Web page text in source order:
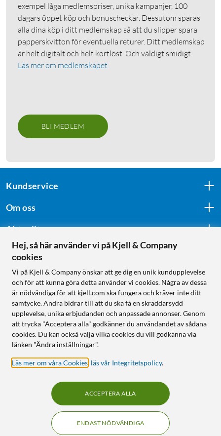
exempel låga medlemspriser, unika kampanjer, 100
dagars öppet köp och bonuscheckar. Dessutom sparas
alla dina köp i ditt medlemskap så att du slipper spara
papperskvitton för eventuella returer. Ditt medlemskap
är helt digitalt och helt kortlöst. Och väldigt smidigt.
Läs mer om medlemskapet
BLI MEDLEM
Kundservice
Om oss
Aktuellt
Följ oss
Handla från:
Sverige
Norge
KUNSKAP OCH TILLBEHÖR TILL
Hej, så här använder vi på Kjell & Company
cookies
Vi på Kjell & Company önskar att ge dig en unik kundupplevelse
och för att kunna göra detta använder vi cookies. Några av dessa
är nödvändiga för att kjell.com ska fungera och kräver inte ditt
samtycke. Andra bidrar till att du ska få en skräddarsydd
upplevelse, unika erbjudanden och anpassade annonser. Genom
att trycka "Acceptera alla" godkänner du användandet av sådana
cookies. Du kan också välja vilka cookies du vill godkänna via
länken "Ändra inställningar".
Läs mer om våra Cookies läs vår Integritetspolicy.
ENDAST NÖDVÄNDIGA
ACCEPTERA ALLA